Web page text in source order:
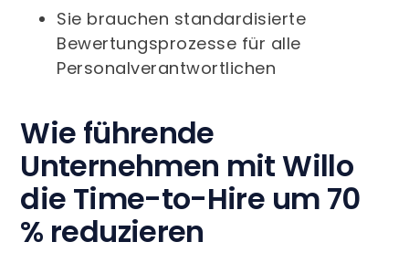
Sie brauchen standardisierte
Bewertungsprozesse für alle
Personalverantwortlichen
Wie führende
Unternehmen mit Willo
die Time-to-Hire um 70
% reduzieren